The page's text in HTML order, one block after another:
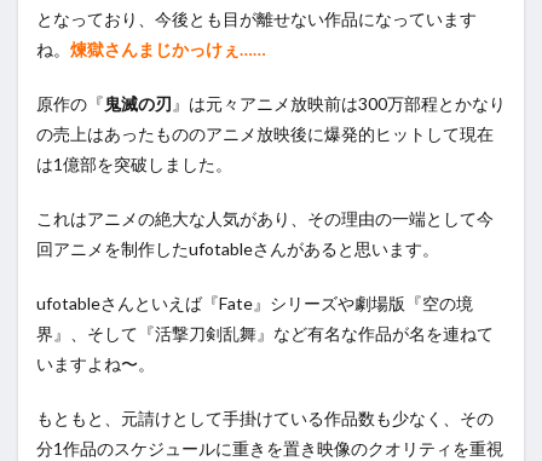
となっており、今後とも目が離せない作品になっています
ね。 煉獄さんまじかっけぇ……
原作の『鬼滅の刃 』は元々アニメ放映前は300万部程とかなり
の売上はあったもののアニメ放映後に爆発的ヒットして現在
は1億部を突破しました。
これはアニメの絶大な人気があり、その理由の一端として今
回アニメを制作したufotableさんがあると思います。
ufotableさんといえば『Fate』シリーズや劇場版『空の境
界』、そして『活撃刀剣乱舞』など有名な作品が名を連ねて
いますよね〜。
もともと、元請けとして手掛けている作品数も少なく、その
分1作品のスケジュールに重きを置き映像のクオリティを重視